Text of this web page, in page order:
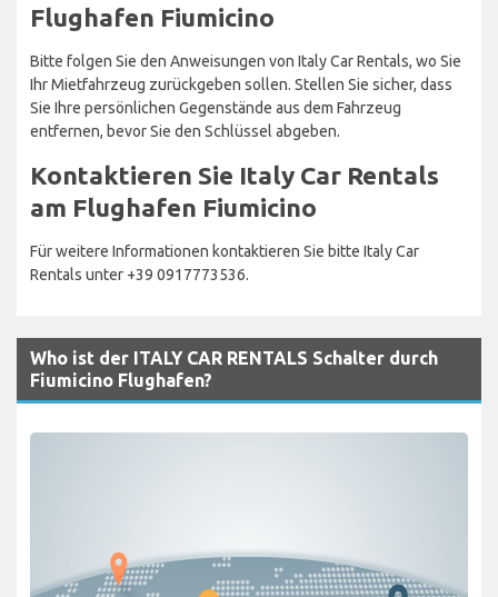
Flughafen Fiumicino
Bitte folgen Sie den Anweisungen von Italy Car Rentals, wo Sie
Ihr Mietfahrzeug zurückgeben sollen. Stellen Sie sicher, dass
Sie Ihre persönlichen Gegenstände aus dem Fahrzeug
entfernen, bevor Sie den Schlüssel abgeben.
Kontaktieren Sie Italy Car Rentals
am Flughafen Fiumicino
Für weitere Informationen kontaktieren Sie bitte Italy Car
Rentals unter +39 0917773536.
Who ist der ITALY CAR RENTALS Schalter durch
Fiumicino Flughafen?